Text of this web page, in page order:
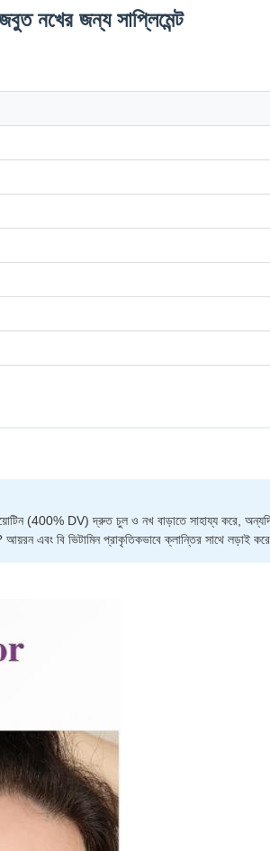
নখের জন্য সাপ্লিমেন্ট
(400% DV) দ্রুত চুল ও নখ বাড়াতে সাহায্য করে,
এবং বি ভিটামিন প্রাকৃতিকভাবে ক্লান্তির সাথে লড়াই